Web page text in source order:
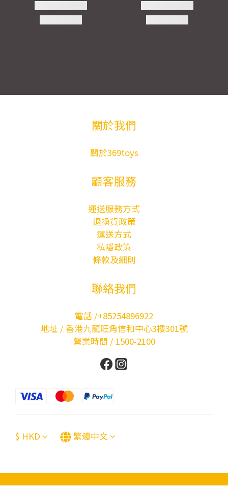
關於我們
關於369toys
顧客服務
運送服務方式
退換貨政策
運送方式
私隱政策
條款及細則
聯絡我們
電話 /+85254896922
地址 / 香港九龍旺角信和中心3樓301號
營業時間 / 1500-2100
$ HKD 繁體中文